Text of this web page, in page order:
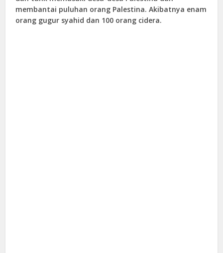
membantai puluhan orang Palestina. Akibatnya enam
orang gugur syahid dan 100 orang cidera.